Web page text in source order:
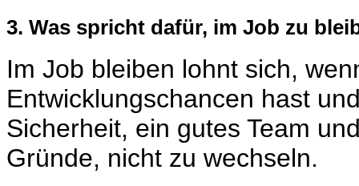
3. Was spricht dafür, im Job zu
Im Job bleiben lohnt sich,
Entwicklungschancen hast
Sicherheit, ein gutes Team
Gründe, nicht zu wechseln.